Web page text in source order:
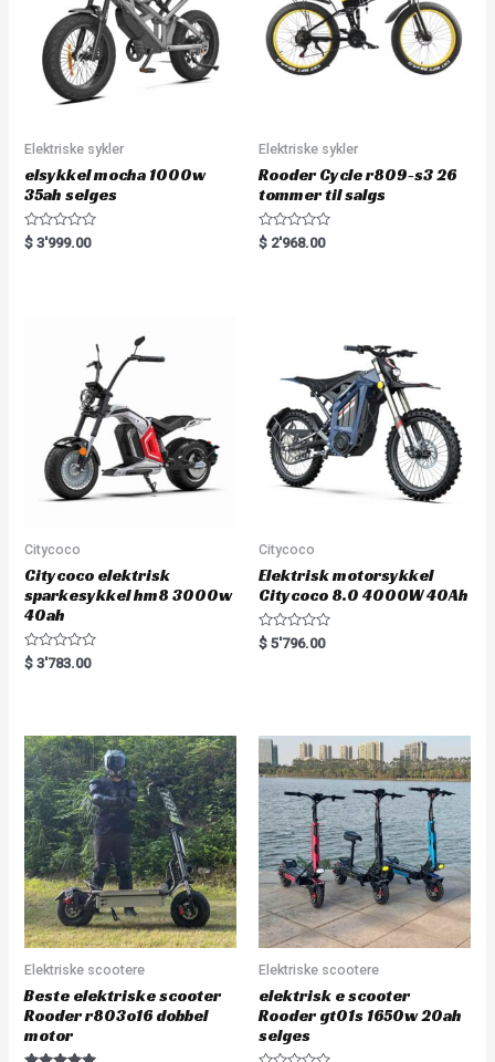
Elektriske sykler
elsykkel mocha 1000w
35ah selges
R
a
$ 3'999.00
Elektriske sykler
Rooder Cycle r809-s3 26
tommer til salgs
R
a
$ 2'968.00
Citycoco
Citycoco elektrisk
sparkesykkel hm8 3000w
40ah
R
a
o
u
t
o
f
5
$ 3'783.00
Citycoco
Elektrisk motorsykkel
Citycoco 8.0 4000W 40Ah
R
a
u
o
f
5
$ 5'796.00
Elektriske scootere
Beste elektriske scooter
Rooder r803o16 dobbel
motor
Elektriske scootere
elektrisk e scooter
Rooder gt01s 1650w 20ah
selges